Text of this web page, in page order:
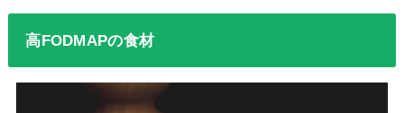
高FODMAPの食材